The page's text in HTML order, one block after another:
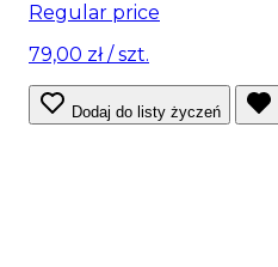
Regular price
79,00 zł/ szt.
Dodaj do listy życzeń